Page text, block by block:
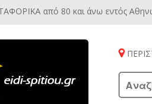
από 80 και άνω εντός